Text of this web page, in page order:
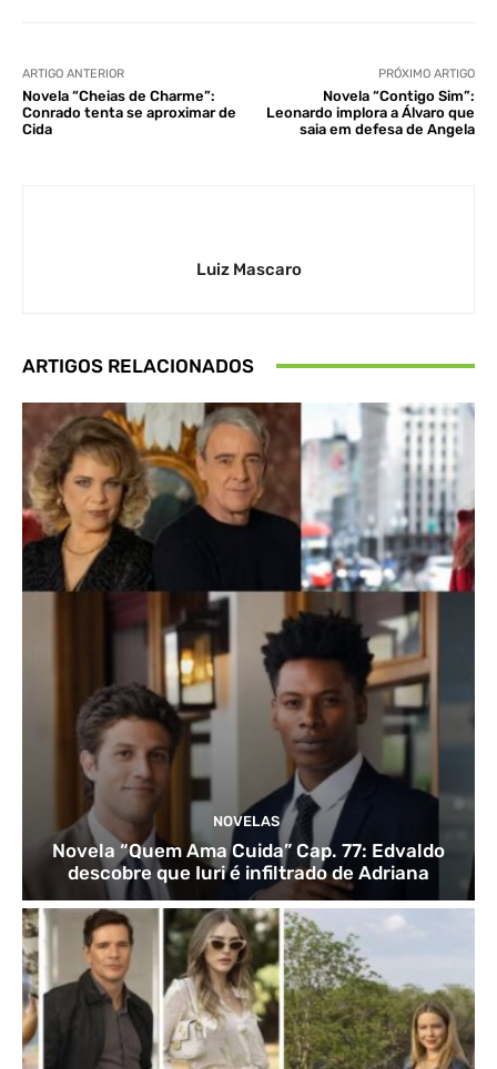
ARTIGO ANTERIOR
Novela “Cheias de Charme”:
Conrado tenta se aproximar de
Cida
PRÓXIMO ARTIGO
Novela “Contigo Sim”:
Leonardo implora a Álvaro que
saia em defesa de Angela
Luiz Mascaro
ARTIGOS RELACIONADOS
NOVELAS
Novela “Quem Ama Cuida” Cap. 77: Edvaldo
descobre que Iuri é infiltrado de Adriana